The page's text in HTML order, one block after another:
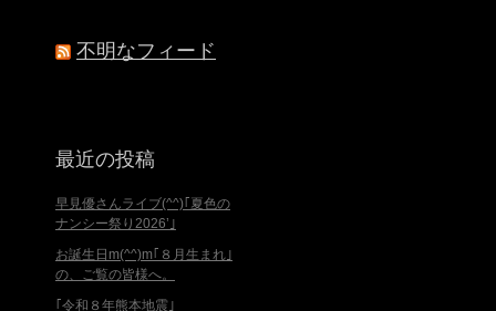
不明なフィード
最近の投稿
早見優さんライブ(^^)｢夏色の
ナンシー祭り2026’｣
お誕生日m(^^)m｢８月生まれ｣
の、ご覧の皆様へ。
｢令和８年熊本地震｣